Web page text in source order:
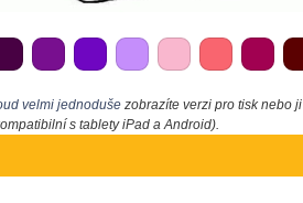
velmi jednoduše zobrazíte verzi pro tisk nebo ji
s tablety iPad a Android).